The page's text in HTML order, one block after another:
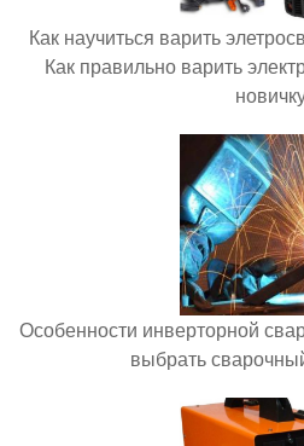
Как научиться варить
Как правильно варить
Особенности инверторной
выбрать